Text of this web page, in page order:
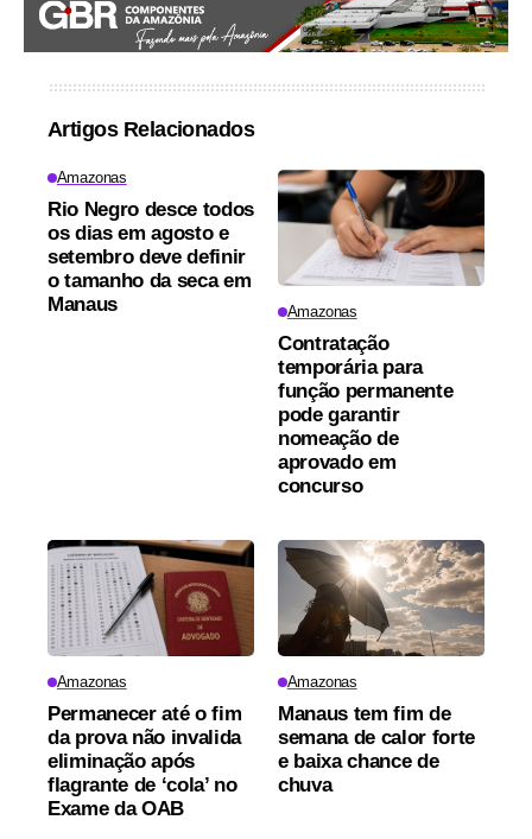
Artigos Relacionados
Amazonas
Rio Negro desce todos
os dias em agosto e
setembro deve definir
o tamanho da seca em
Manaus
Amazonas
Contratação
temporária para
função permanente
pode garantir
nomeação de
aprovado em
concurso
Amazonas
Permanecer até o fim
da prova não invalida
eliminação após
flagrante de ‘cola’ no
Exame da OAB
Amazonas
Manaus tem fim de
semana de calor forte
e baixa chance de
chuva